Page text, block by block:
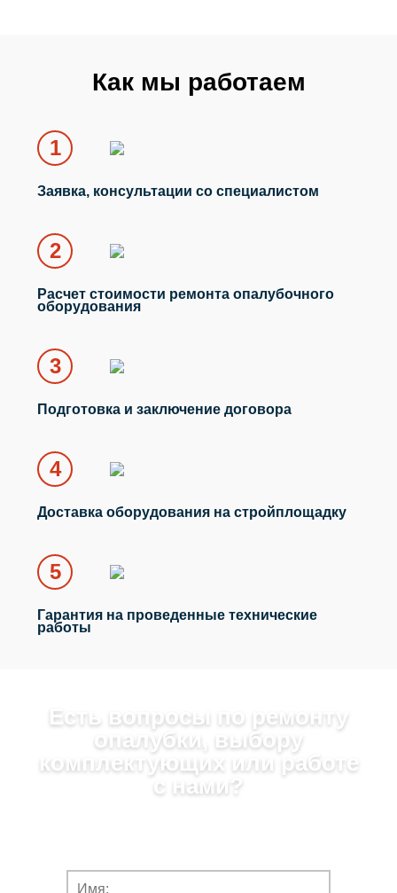
Как мы работаем
1
Заявка, консультации со специалистом
2
Расчет стоимости ремонта опалубочного
оборудования
3
Подготовка и заключение договора
4
Доставка оборудования на стройплощадку
5
Гарантия на проведенные технические
работы
Есть вопросы по ремонту
опалубки, выбору
комплектующих или работе
с нами?